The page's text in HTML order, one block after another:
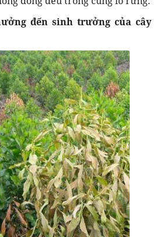
đến sinh trưởng của cây